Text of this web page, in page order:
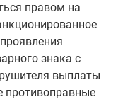
правом на
знака с
выплаты
противоправные